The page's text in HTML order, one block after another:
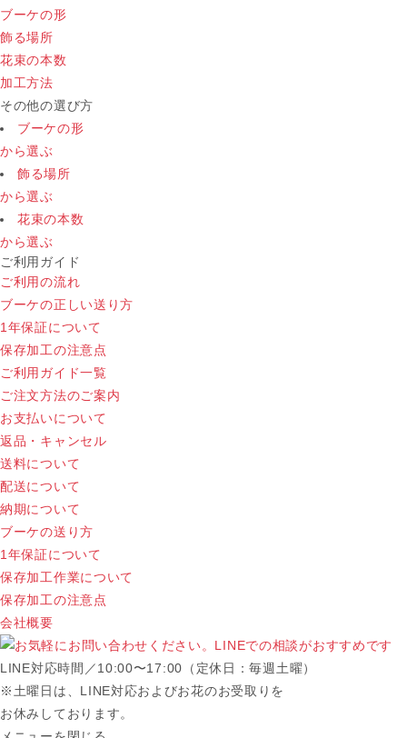
ブーケの形
飾る場所
花束の本数
加工方法
その他の選び方
ブーケの形
から選ぶ
飾る場所
から選ぶ
花束の本数
から選ぶ
ご利用ガイド
ご利用の流れ
ブーケの正しい送り方
1年保証について
保存加工の注意点
ご利用ガイド一覧
ご注文方法のご案内
お支払いについて
返品・キャンセル
送料について
配送について
納期について
ブーケの送り方
1年保証について
保存加工作業について
保存加工の注意点
会社概要
LINE対応時間／10:00〜17:00（定休日：毎週土曜）
※土曜日は、LINE対応およびお花のお受取りを
お休みしております。